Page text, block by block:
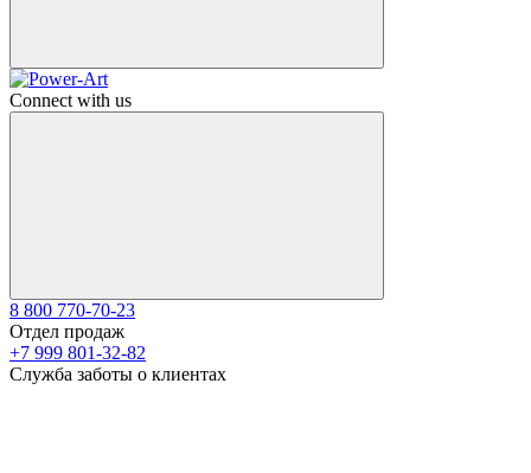
Connect with us
8 800 770-70-23
Отдел продаж
+7 999 801-32-82
Служба заботы о клиентах